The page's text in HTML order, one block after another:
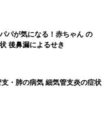
のど・気管支・肺の症状
パが気になる！赤ちゃん の
後鼻漏によるせき
・肺の病気 細気管支炎の症状